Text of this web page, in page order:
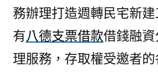
務辦理打造週轉民宅新
有八德支票借款借錢融
理服務，存取權受邀者